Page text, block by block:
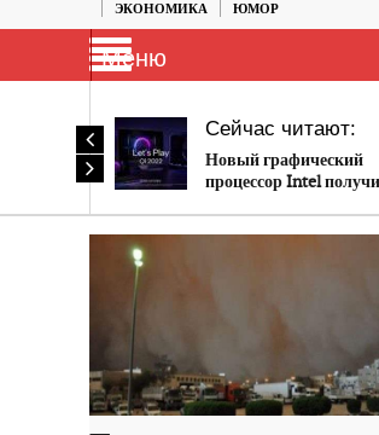
ЭКОНОМИКА
ЮМОР
Меню
Сейчас читают:
Новый графический
процессор Intel